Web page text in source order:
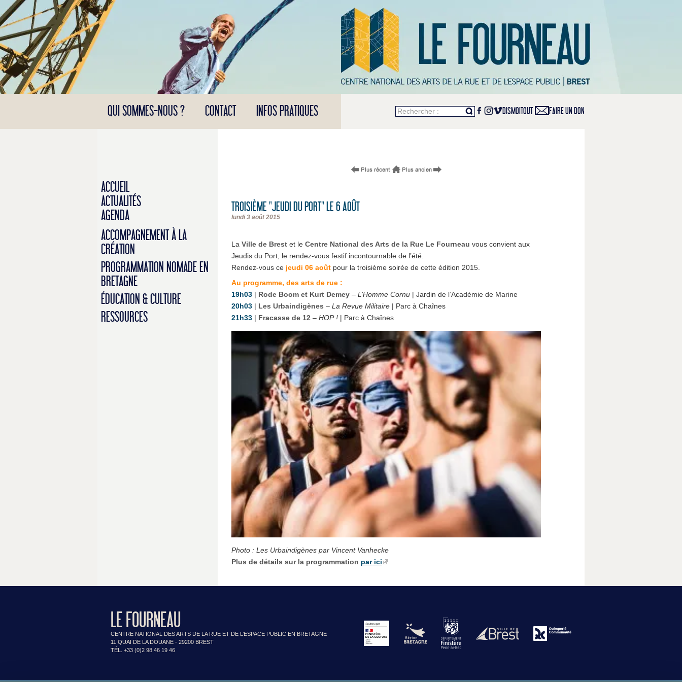
Panneau de gestion des cookies
QUI SOMMES-NOUS ? CONTACT INFOS PRATIQUES Rechercher : DISMOITOUT FAIRE UN DON
ACCUEIL
ACTUALITÉS
AGENDA
ACCOMPAGNEMENT À LA
CRÉATION
PROGRAMMATION NOMADE EN
BRETAGNE
ÉDUCATION & CULTURE
RESSOURCES
TROISIÈME "JEUDI DU PORT" LE 6 AOÛT
lundi 3 août 2015
La Ville de Brestet le Centre National des Arts de la Rue Le Fourneau vous convient aux
Jeudis du Port, le rendez-vous festif incontournable de l’été.
Rendez-vous ce jeudi 06 aoûtpour la troisième soirée de cette édition 2015.
Au programme, des arts de rue :
19h03| Rode Boom et Kurt Demey– L’Homme Cornu| Jardin de l’Académie de Marine
20h03| Les Urbaindigènes – La Revue Militaire| Parc à Chaînes
21h33| Fracasse de 12 – HOP !| Parc à Chaînes
Photo : Les Urbaindigènes par Vincent Vanhecke
Plus de détails sur la programmation par ici
LE FOURNEAU
CENTRE NATIONAL DES ARTS DE LA RUE ET DE L’ESPACE PUBLIC EN BRETAGNE
11 QUAI DE LA DOUANE - 29200 BREST
TÉL. +33 (0)2 98 46 19 46